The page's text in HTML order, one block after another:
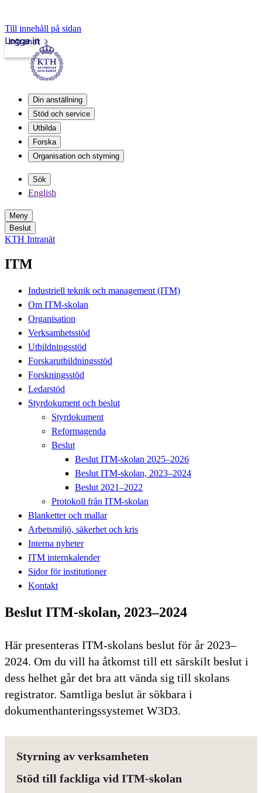
Till innehåll på sidan
Intranät
Logga in
Din anställning
Stöd och service
Utbilda
Forska
Organisation och styrning
Sök
English
Meny
Beslut
KTH Intranät
ITM
Industriell teknik och management (ITM)
Om ITM-skolan
Organisation
Verksamhetsstöd
Utbildningsstöd
Forskarutbildningsstöd
Forskningsstöd
Ledarstöd
Styrdokument och beslut
Styrdokument
Reformagenda
Beslut
Beslut ITM-skolan 2025–2026
Beslut ITM-skolan, 2023–2024
Beslut 2021–2022
Protokoll från ITM-skolan
Blanketter och mallar
Arbetsmiljö, säkerhet och kris
Interna nyheter
ITM internkalender
Sidor för institutioner
Kontakt
Beslut ITM-skolan, 2023–2024
Här presenteras ITM-skolans beslut för år 2023–
2024. Om du vill ha åtkomst till ett särskilt beslut i
dess helhet går det bra att vända sig till skolans
registrator. Samtliga beslut är sökbara i
dokumenthanteringssystemet W3D3.
Styrning av verksamheten
Stöd till fackliga vid ITM-skolan